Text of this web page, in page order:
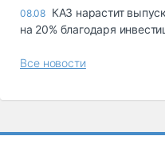
08.08 КАЗ нарастит
на 20% благодаря
Все новости